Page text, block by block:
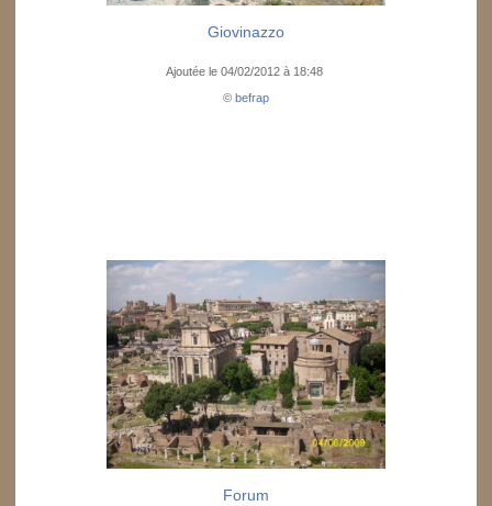
Giovinazzo
Ajoutée le 04/02/2012 à 18:48
© befrap
Forum